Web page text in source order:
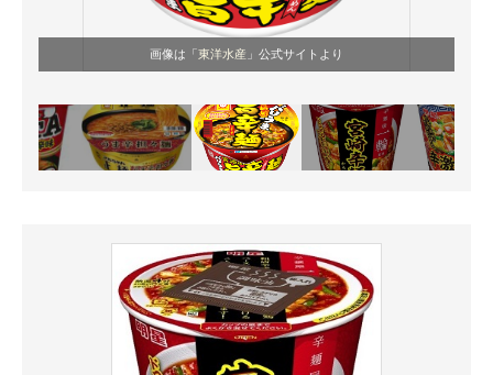
画像は「 東洋水産 」公式サイトより